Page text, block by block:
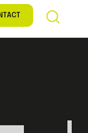
Rechercher :